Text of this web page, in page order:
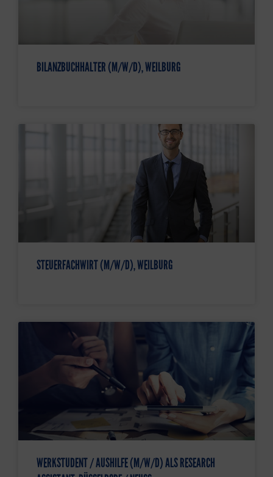
BILANZBUCHHALTER (M/W/D), WEILBURG
STEUERFACHWIRT (M/W/D), WEILBURG
WERKSTUDENT / AUSHILFE (M/W/D) ALS RESEARCH